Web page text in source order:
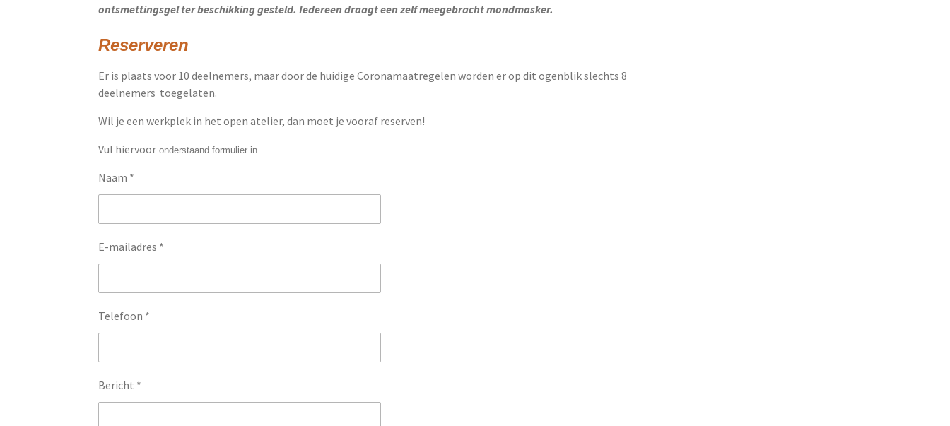
ontsmettingsgel ter beschikking gesteld. Iedereen draagt een zelf meegebracht mondmasker.
Reserveren
Er is plaats voor 10 deelnemers, maar door de huidige Coronamaatregelen worden er op dit ogenblik slechts 8
deelnemers toegelaten.
Wil je een werkplek in het open atelier, dan moet je vooraf reserven!
Vul hiervoor onderstaand formulier in.
Naam *
E-mailadres *
Telefoon *
Bericht *